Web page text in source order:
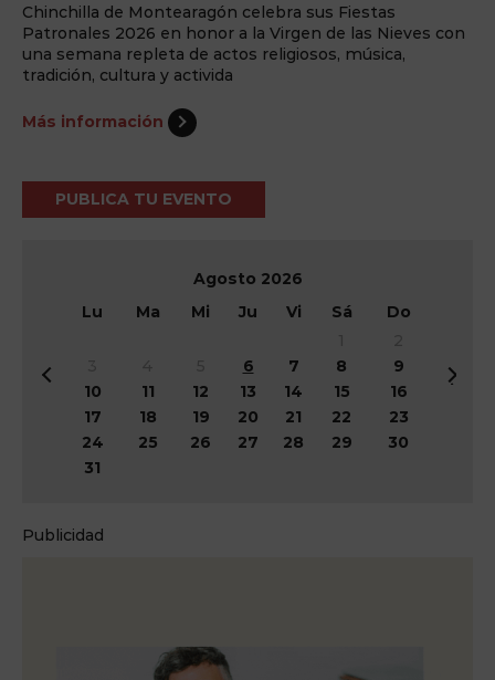
Chinchilla de Montearagón celebra sus Fiestas
Patronales 2026 en honor a la Virgen de las Nieves con
una semana repleta de actos religiosos, música,
tradición, cultura y activida
Más información
PUBLICA TU EVENTO
t
Si
Agosto 2026
Lu
Ma Mi Ju Vi Sá
Do
6 7 8
9
10
11 12 13 14 15
16
17
18 19 20 21 22
23
24
25 26 27 28 29
30
31
Publicidad